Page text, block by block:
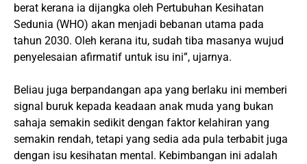
berat kerana ia dijangka oleh Pertubuhan Kesihatan
Sedunia (WHO) akan menjadi bebanan utama pada
tahun 2030. Oleh kerana itu, sudah tiba masanya wujud
penyelesaian afirmatif untuk isu ini”, ujarnya.
Beliau juga berpandangan apa yang berlaku ini memberi
signal buruk kepada keadaan anak muda yang bukan
sahaja semakin sedikit dengan faktor kelahiran yang
semakin rendah, tetapi yang sedia ada pula terbabit juga
dengan isu kesihatan mental. Kebimbangan ini adalah